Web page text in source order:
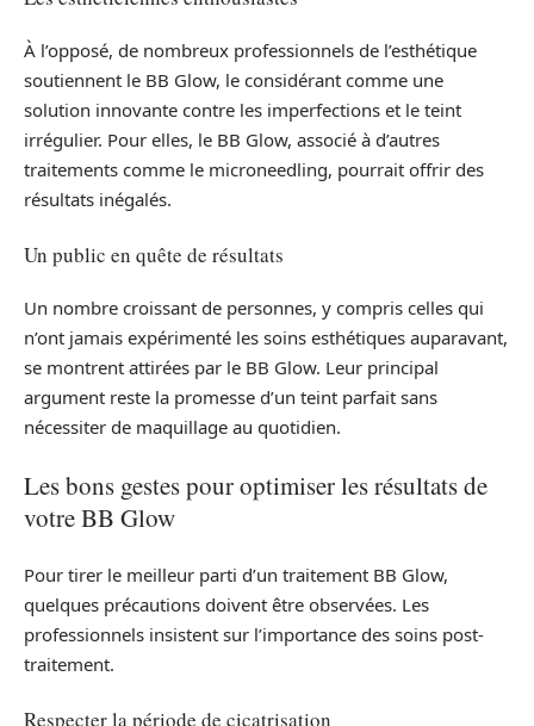
À l’opposé, de nombreux professionnels de l’esthétique
soutiennent le BB Glow, le considérant comme une
solution innovante contre les imperfections et le teint
irrégulier. Pour elles, le BB Glow, associé à d’autres
traitements comme le microneedling, pourrait offrir des
résultats inégalés.
Un public en quête de résultats
Un nombre croissant de personnes, y compris celles qui
n’ont jamais expérimenté les soins esthétiques auparavant,
se montrent attirées par le BB Glow. Leur principal
argument reste la promesse d’un teint parfait sans
nécessiter de maquillage au quotidien.
Les bons gestes pour optimiser les résultats de
votre BB Glow
Pour tirer le meilleur parti d’un traitement BB Glow,
quelques précautions doivent être observées. Les
professionnels insistent sur l’importance des soins post-
traitement.
Respecter la période de cicatrisation